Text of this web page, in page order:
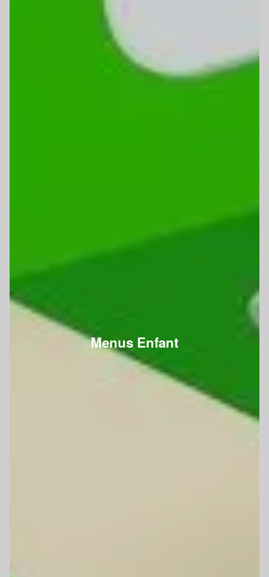
Menus Enfant